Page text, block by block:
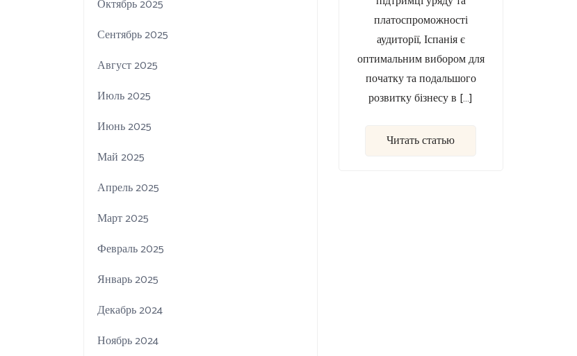
платоспроможності
аудиторії, Іспанія є
оптимальним вибором для
початку та подальшого
розвитку бізнесу в […]
Читать статью
Октябрь 2025
Сентябрь 2025
Август 2025
Июль 2025
Июнь 2025
Май 2025
Апрель 2025
Март 2025
Февраль 2025
Январь 2025
Декабрь 2024
Ноябрь 2024